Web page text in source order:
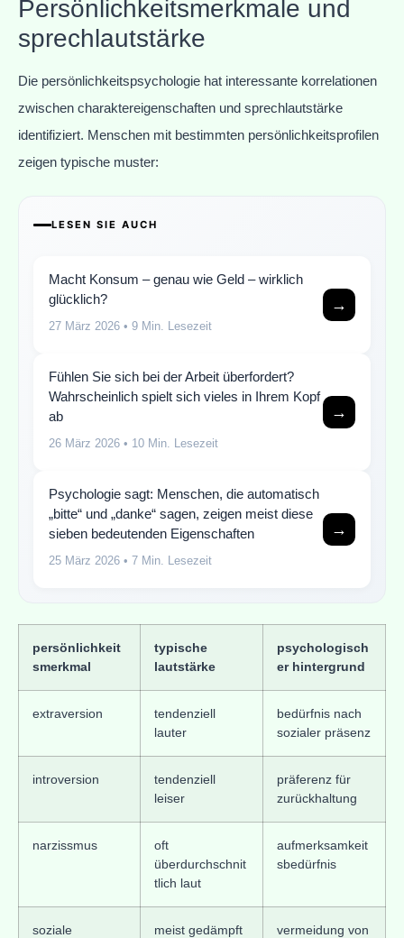
Persönlichkeitsmerkmale und
sprechlautstärke
Die persönlichkeitspsychologie hat interessante korrelationen
zwischen charaktereigenschaften und sprechlautstärke
identifiziert. Menschen mit bestimmten persönlichkeitsprofilen
zeigen typische muster:
LESEN SIE AUCH
Macht Konsum – genau wie Geld – wirklich
glücklich?
27 März 2026 • 9 Min. Lesezeit
→
Fühlen Sie sich bei der Arbeit überfordert?
Wahrscheinlich spielt sich vieles in Ihrem Kopf
ab
26 März 2026 • 10 Min. Lesezeit
→
Psychologie sagt: Menschen, die automatisch
„bitte“ und „danke“ sagen, zeigen meist diese
sieben bedeutenden Eigenschaften
25 März 2026 • 7 Min. Lesezeit
→
persönlichkeit
smerkmal
typische
lautstärke
psychologisch
er hintergrund
extraversion
tendenziell
lauter
bedürfnis nach
sozialer präsenz
introversion
tendenziell
leiser
präferenz für
zurückhaltung
narzissmus
oft
überdurchschnit
tlich laut
aufmerksamkeit
sbedürfnis
soziale
meist gedämpft
vermeidung von